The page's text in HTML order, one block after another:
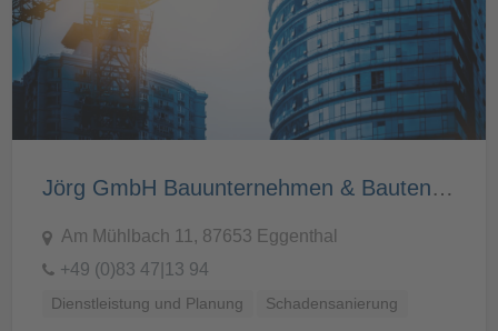
Jörg GmbH Bauunternehmen & Bautenschutz
Am Mühlbach 11, 87653 Eggenthal
+49 (0)83 47|13 94
Dienstleistung und Planung Schadensanierung